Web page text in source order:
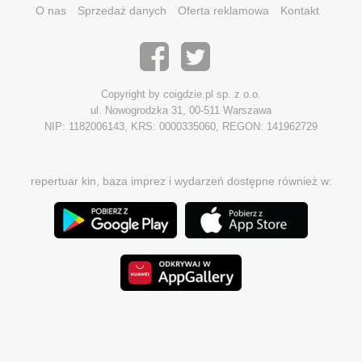
O nas Sprzedaż danych Oferta reklamowa Kontakt
Copyright by coigdzie.pl sp. z o.o.
ul. Nowogrodzka 31, 00-511 Warszawa
NIP: 1182006143, KRS: 0000335060, REGON: 141962729
repertuar kin, baza imprez i wydarzeń dostępne również w: